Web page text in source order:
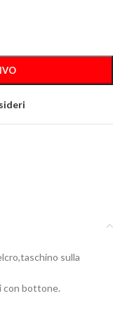
sulla
con bottone.